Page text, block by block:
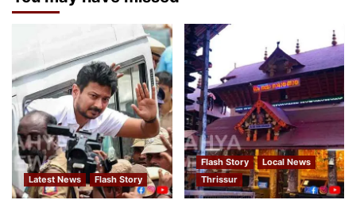
Latest News Flash Story
Flash Story
Local News
Thrissur